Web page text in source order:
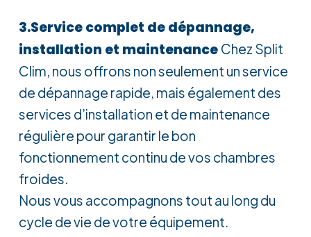
3.Service complet de dépannage,
installation et maintenance Chez Split
Clim, nous offrons non seulement un service
de dépannage rapide, mais également des
services d’installation et de maintenance
régulière pour garantir le bon
fonctionnement continu de vos chambres
froides.
Nous vous accompagnons tout au long du
cycle de vie de votre équipement.